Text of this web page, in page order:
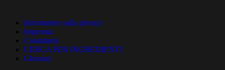
Informativa sulla privacy
Impronta
Contattami
CERCA PER INGREDIENTI
Glossary